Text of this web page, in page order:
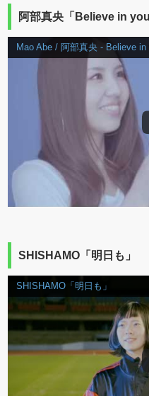
阿部真央「Believe in
Mao Abe / 阿部真央 - Believe
SHISHAMO「明日も」
SHISHAMO「明日も」